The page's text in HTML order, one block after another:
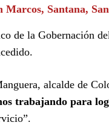
Marcos, Santana,
de la Gobernación
alcalde de
trabajando para